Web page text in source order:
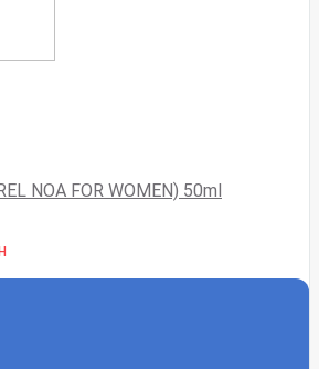
NOA FOR WOMEN) 50ml